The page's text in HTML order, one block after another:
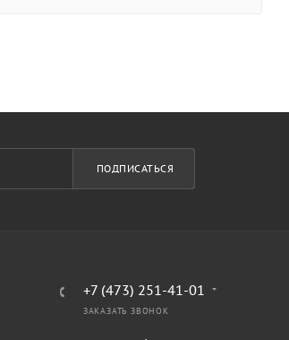
ПОДПИСАТЬСЯ
+7 (473) 251-41-01
ЗАКАЗАТЬ ЗВОНОК